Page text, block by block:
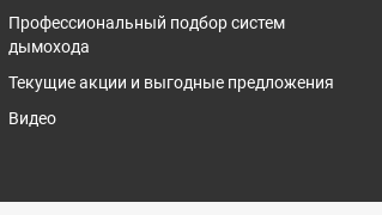
Профессиональный подбор систем
дымохода
Текущие акции и выгодные предложения
Видео